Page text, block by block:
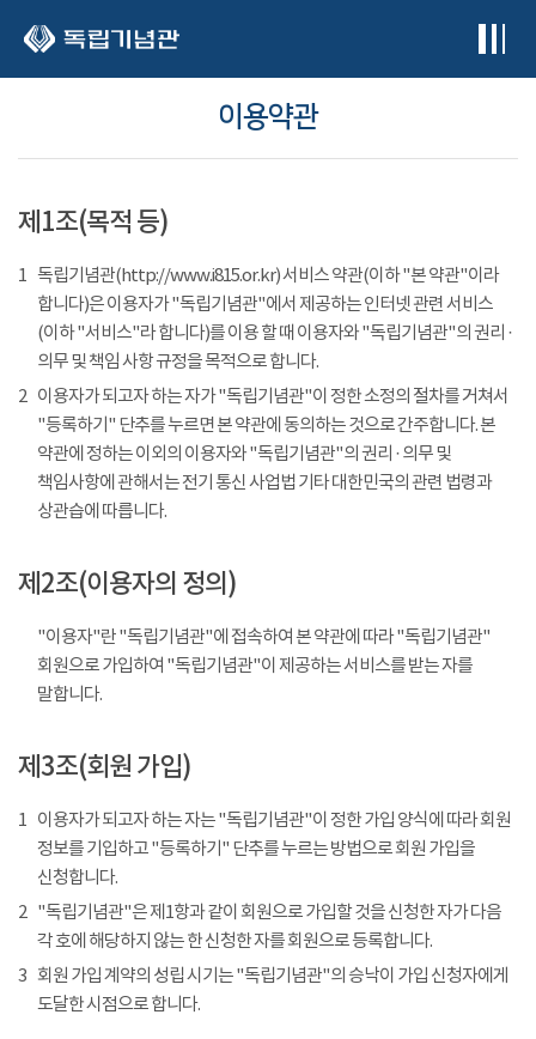
이용약관
제1조(목적 등)
1 독립기념관(http://www.i815.or.kr) 서비스 약관(이하 "본 약관"이라
합니다)은 이용자가 "독립기념관"에서 제공하는 인터넷 관련 서비스
(이하 "서비스"라 합니다)를 이용 할 때 이용자와 "독립기념관"의 권리 ·
의무 및 책임 사항 규정을 목적으로 합니다.
2 이용자가 되고자 하는 자가 "독립기념관"이 정한 소정의 절차를 거쳐서
"등록하기" 단추를 누르면 본 약관에 동의하는 것으로 간주합니다. 본
약관에 정하는 이외의 이용자와 "독립기념관"의 권리 · 의무 및
책임사항에 관해서는 전기 통신 사업법 기타 대한민국의 관련 법령과
상관습에 따릅니다.
제2조(이용자의 정의)
"이용자"란 "독립기념관"에 접속하여 본 약관에 따라 "독립기념관"
회원으로 가입하여 "독립기념관"이 제공하는 서비스를 받는 자를
말합니다.
제3조(회원 가입)
1 이용자가 되고자 하는 자는 "독립기념관"이 정한 가입 양식에 따라 회원
정보를 기입하고 "등록하기" 단추를 누르는 방법으로 회원 가입을
신청합니다.
2 "독립기념관"은 제1항과 같이 회원으로 가입할 것을 신청한 자가 다음
각 호에 해당하지 않는 한 신청한 자를 회원으로 등록합니다.
3 회원 가입 계약의 성립 시기는 "독립기념관"의 승낙이 가입 신청자에게
도달한 시점으로 합니다.